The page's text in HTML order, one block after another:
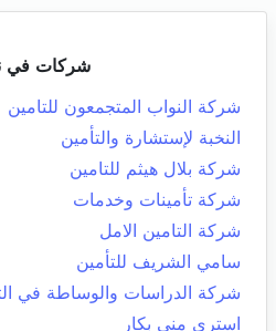
شركات في
شركة النواب المتجمعون للتامين
النخبة لإستشارة والتأمين
شركة بلال هيثم للتامين
شركة تأمينات وخدمات
شركة التامين الامل
سامي الشريف للتأمين
شركة الدراسات والوساطة في
استري منى بكار